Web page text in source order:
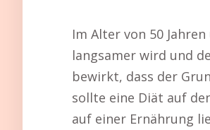
Im Alter von 50
langsamer wird und
bewirkt, dass der
sollte eine Diät auf
auf einer Ernährung